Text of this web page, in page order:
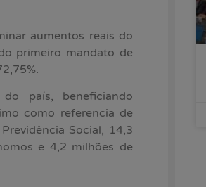
aumentos reais do
primeiro mandato de
país, beneficiando
como referencia de
Social, 14,3
e 4,2 milhões de